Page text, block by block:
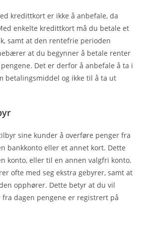
kredittkort er ikke å anbefale, da
enkelte kredittkort må du betale et
samt at den rentefrie perioden
at du begynner å betale renter
Det er derfor å anbefale å ta i
betalingsmiddel og ikke til å ta ut
sine kunder å overføre penger fra
bankkonto eller et annet kort. Dette
konto, eller til en annen valgfri konto.
ofte med seg ekstra gebyrer, samt at
opphører. Dette betyr at du vil
dagen pengene er registrert på